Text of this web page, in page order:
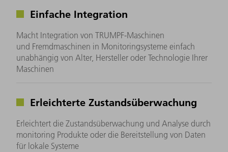
Einfache Integration
Macht Integration von TRUMPF-Maschinen
und Fremdmaschinen in Monitoringsysteme einfach
unabhängig von Alter, Hersteller oder Technologie Ihrer
Maschinen
Erleichterte Zustandsüberwachung
Erleichtert die Zustandsüberwachung und Analyse durch
monitoring Produkte oder die Bereitstellung von Daten
für lokale Systeme